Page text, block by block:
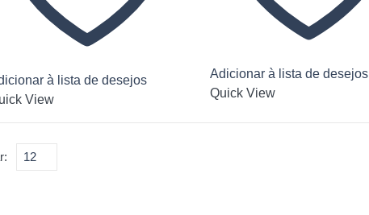
à lista de desejos
View
Adicionar à lista de desejos
Quick View